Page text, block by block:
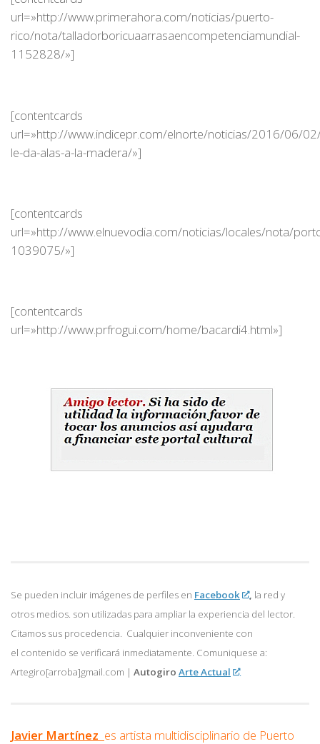
url=»http://www.primerahora.com/noticias/puerto-
rico/nota/talladorboricuaarrasaencompetenciamundial-
1152828/»]
[contentcards
url=»http://www.indicepr.com/elnorte/noticias/2016/06/
le-da-alas-a-la-madera/»]
[contentcards
url=»http://www.elnuevodia.com/noticias/locales/nota/
1039075/»]
[contentcards
url=»http://www.prfrogui.com/home/bacardi4.html»]
Se pueden incluir imágenes de perfiles en Facebook , la red y
otros medios. son utilizadas para ampliar la experiencia del lector.
Citamos sus procedencia. Cualquier inconveniente con
el contenido se verificará inmediatamente. Comuniquese a:
Artegiro[arroba]gmail.com | Autogiro Arte Actual
Javier Martínez es artista multidisciplinario de Puerto